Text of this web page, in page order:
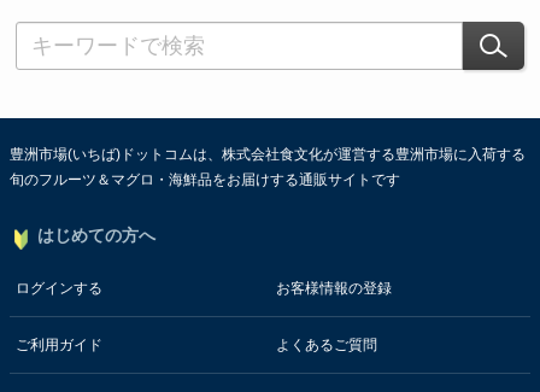
豊洲市場(いちば)ドットコムは、株式会社食文化が運営する豊洲市場に入荷する
旬のフルーツ＆マグロ・海鮮品をお届けする通販サイトです
はじめての方へ
ログインする お客様情報の登録
ご利用ガイド よくあるご質問